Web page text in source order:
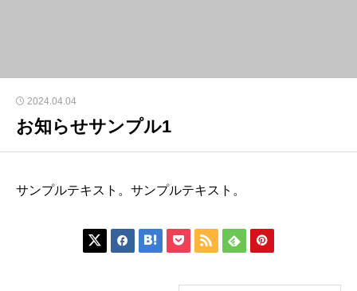
2024.04.04
お知らせサンプル1
サンプルテキスト。サンプルテキスト。
      